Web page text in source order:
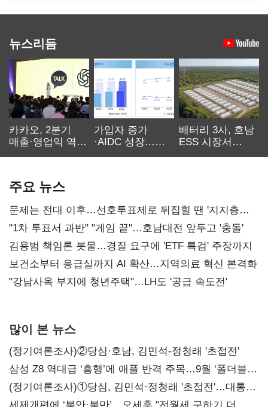
뉴스리듬
카카오, 2분기
매출·영업익 역대
가입자 증가
·AIDC 성장…
배터리 3사, 호남
ESS 시장서
주요 뉴스
문제는 전대 이후…선호투표제로 뒤집힐 땐 '지지층
불복'
"1차 투표서 과반" "게임 끝"…호남대전 앞두고 '충돌'
김용범 책임론 봇물…경질 요구에 'ETF 특검' 주장까지
보건소부터 응급실까지 AI 확산…지역의료 혁신 본격화
"강남사옥 부지에 청년주택"…LH도 '공급 속도전'
많이 본 뉴스
(정기여론조사)②당심·호남, 김민석-정청래 '초접전'
삼성 Z8 역대급 ‘흥행’에 애플 반격 주목…9월 ‘폴더블
대전’
(정기여론조사)①당심, 김민석·정청래 '초접전'…대통령